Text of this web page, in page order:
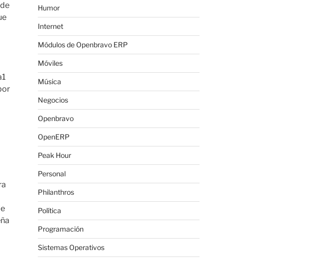
Humor
Internet
Módulos de Openbravo ERP
Móviles
Música
Negocios
Openbravo
OpenERP
Peak Hour
Personal
Philanthros
Política
Programación
Sistemas Operativos